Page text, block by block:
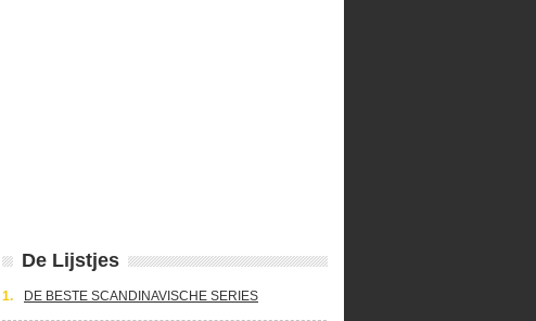
De Lijstjes
1. DE BESTE SCANDINAVISCHE SERIES